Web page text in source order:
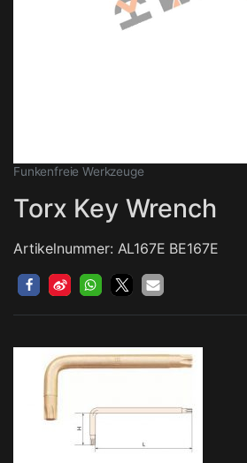
Funkenfreie Werkzeuge
Torx Key Wrench
Artikelnummer: AL167E BE167E